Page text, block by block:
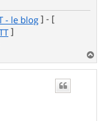
- le blog] - [
]
a